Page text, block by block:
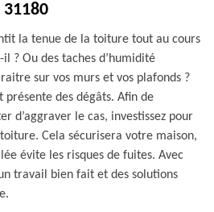
la tenue de la toiture tout au cours
? Ou des taches d’humidité
sur vos murs et vos plafonds ?
des dégâts. Afin de
d’aggraver le cas, investissez pour
Cela sécurisera votre maison,
évite les risques de fuites. Avec
travail bien fait et des solutions